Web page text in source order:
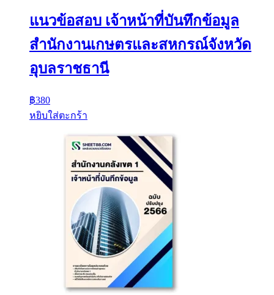
แนวข้อสอบ เจ้าหน้าที่บันทึกข้อมูล
สำนักงานเกษตรและสหกรณ์จังหวัด
อุบลราชธานี
฿380
หยิบใส่ตะกร้า